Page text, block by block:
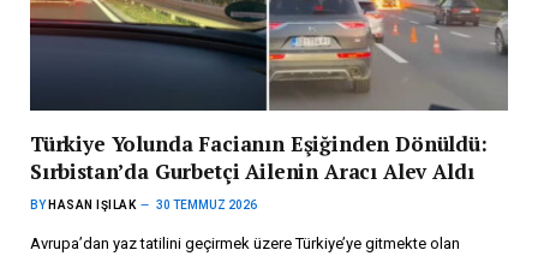
Türkiye Yolunda Facianın Eşiğinden Dönüldü:
Sırbistan’da Gurbetçi Ailenin Aracı Alev Aldı
BY HASAN IŞILAK 30 TEMMUZ 2026
Avrupa’dan yaz tatilini geçirmek üzere Türkiye’ye gitmekte olan